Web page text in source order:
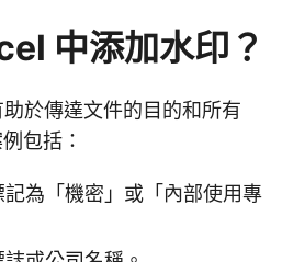
中添加水印？
於傳達文件的目的和所有
包括：
為「機密」或「內部使用專